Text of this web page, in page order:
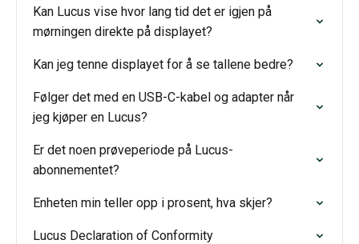
Kan Lucus vise hvor lang tid det er igjen på
mørningen direkte på displayet?
Kan jeg tenne displayet for å se tallene bedre?
Følger det med en USB-C-kabel og adapter når
jeg kjøper en Lucus?
Er det noen prøveperiode på Lucus-
abonnementet?
Enheten min teller opp i prosent, hva skjer?
Lucus Declaration of Conformity